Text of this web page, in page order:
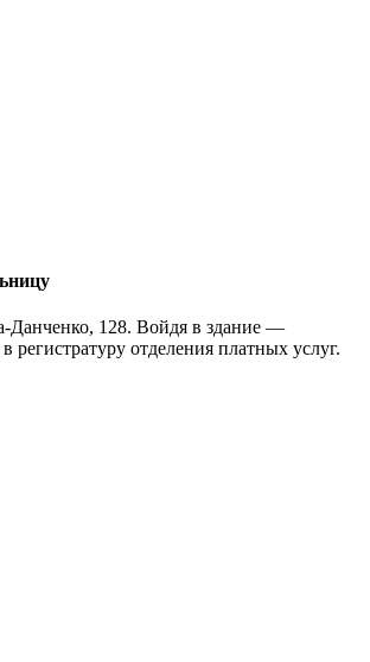
Данченко, 128. Войдя в здание —
регистратуру отделения платных услуг.